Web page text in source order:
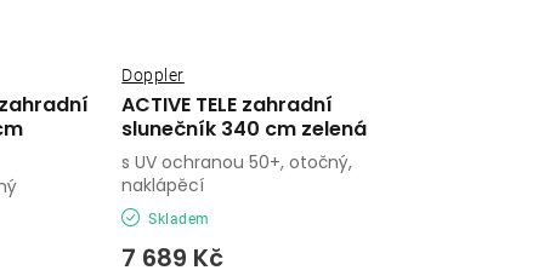
ACTIVE TELE zahradní
slunečník 340 cm zelená
Doppler
Skladem
7 689 Kč
s UV ochranou 50+, otočný,
naklápěcí